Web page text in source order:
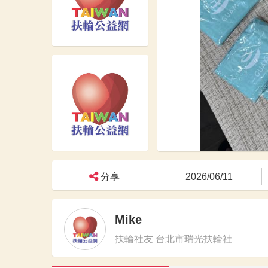
分享 2026/06/11
Mike
扶輪社友 台北市瑞光扶輪社